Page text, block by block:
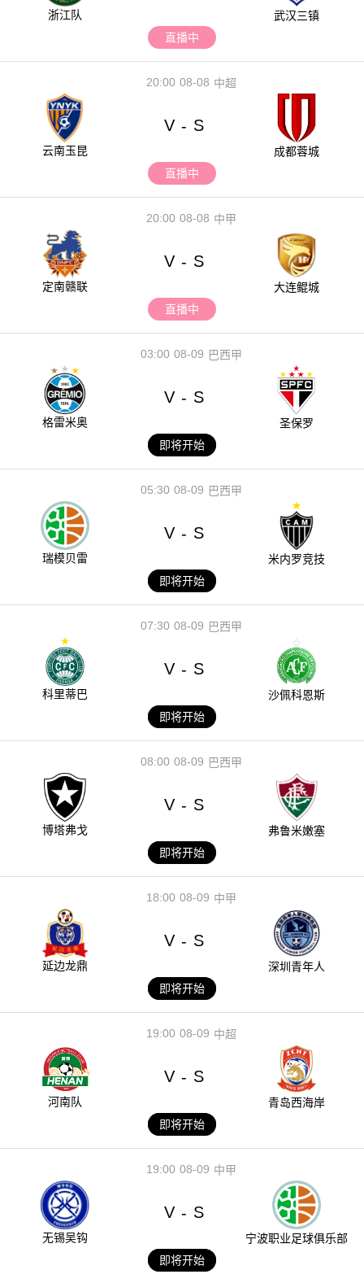
浙江队
武汉三镇
直播中
08-08
20:00 中超
云南玉昆
V - S
成都蓉城
直播中
08-08
20:00 中甲
定南赣联
V - S
大连鲲城
直播中
08-09
03:00 巴西甲
格雷米奥
V - S
圣保罗
即将开始
08-09
05:30 巴西甲
瑞模贝雷
V - S
米内罗竞技
即将开始
08-09
07:30 巴西甲
科里蒂巴
V - S
沙佩科恩斯
即将开始
08-09
08:00 巴西甲
博塔弗戈
V - S
弗鲁米嫩塞
即将开始
08-09
18:00 中甲
延边龙鼎
V - S
深圳青年人
即将开始
08-09
19:00 中超
河南队
V - S
青岛西海岸
即将开始
08-09
19:00 中甲
无锡吴钩
V - S
宁波职业足球俱乐部
即将开始